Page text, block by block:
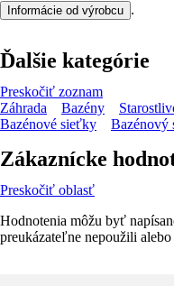
Informácie od výrobcu .
Ďalšie kategórie
Preskočiť zoznam
Záhrada
Bazény
Bazénové sieťky
Bazénový
Zákaznícke
Preskočiť oblasť
Hodnotenia môžu byť
preukázateľne nepoužili